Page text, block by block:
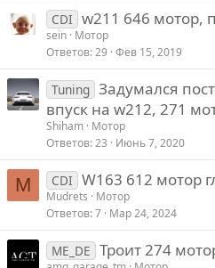
CDI w211 646 мотор,
sein Мотор
Ответов 29 Фев 15, 2019
Tuning Задумался
впуск на w212, 271
Shiham Мотор
Ответов 23 Июнь 7, 2020
M CDI W163 612 мотор
Mudrets
Мотор
Ответов 7 Мар 24, 2024
ME_DE Троит 274